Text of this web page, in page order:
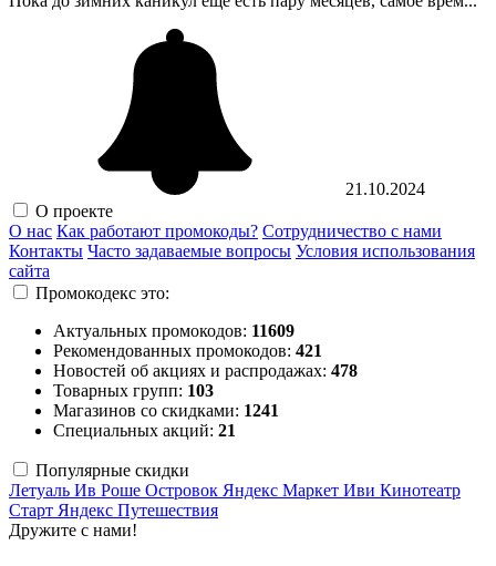
21.10.2024
О проекте
О нас Как работают промокоды? Сотрудничество с нами
Контакты Часто задаваемые вопросы Условия использования
сайта
Промокодекс это:
Актуальных промокодов: 11609
Рекомендованных промокодов: 421
Новостей об акциях и распродажах: 478
Товарных групп: 103
Магазинов со скидками: 1241
Специальных акций: 21
Популярные скидки
Летуаль Ив Роше Островок Яндекс Маркет Иви Кинотеатр
Старт Яндекс Путешествия
Дружите с нами!